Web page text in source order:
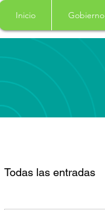
Inicio Gobierno
Todas las entradas